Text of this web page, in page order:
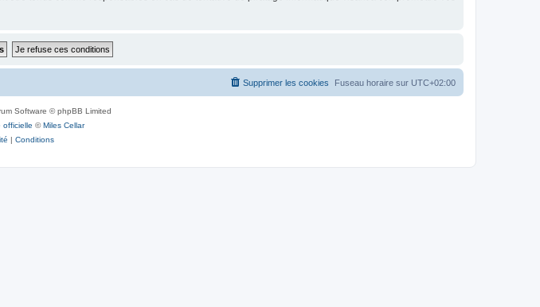
Fuseau horaire sur UTC+02:00
Supprimer les cookies
Software © phpBB Limited
officielle ©Miles Cellar
| Conditions